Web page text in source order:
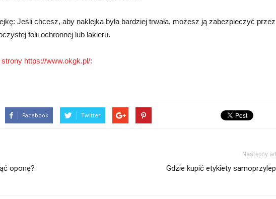
Jeśli chcesz, aby naklejka była bardziej trwała, możesz ją zabezpieczyć przez
folii ochronnej lub lakieru.
strony https://www.okgk.pl/:
Facebook Twitter
oponę?
Następny
Gdzie kupić etykiety